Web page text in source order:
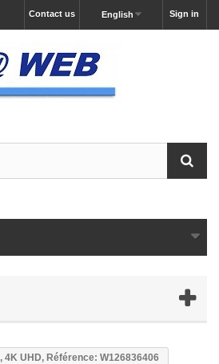
Sign in
English
Contact us
4K UHD, Référence: W126836406